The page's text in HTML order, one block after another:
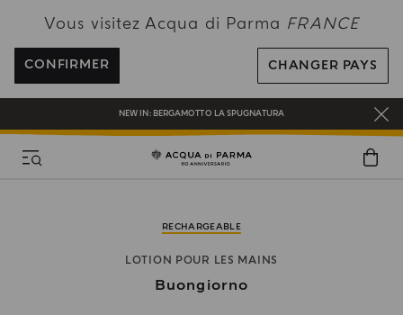
Vous visitez Acqua di Parma FRANCE
CONFIRMER CHANGER PAYS
À 120€
INSCRIVEZ-VOUS ET PROFITEZ DE NOS AVANTAGES
CADEAU OFFERT POUR TOUTE COMMANDE SUPÉRIEURE À 180€
NEW IN: BERGAMOTTO LA SPUGNATURA
RECHARGEABLE
LOTION POUR LES MAINS
Buongiorno